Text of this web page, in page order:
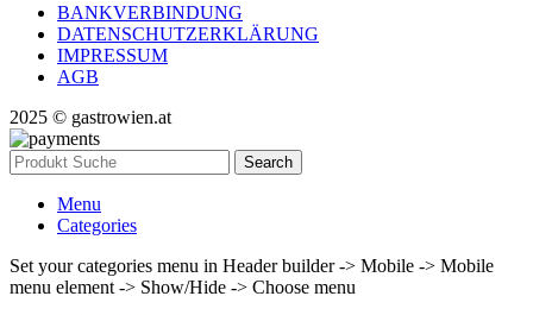
BANKVERBINDUNG
DATENSCHUTZERKLÄRUNG
IMPRESSUM
AGB
2025 © gastrowien.at
Search
Menu
Categories
Set your categories menu in Header builder -> Mobile -> Mobile
menu element -> Show/Hide -> Choose menu